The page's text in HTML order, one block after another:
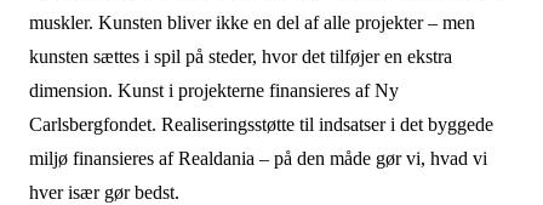
muskler. Kunsten bliver ikke en del af alle projekter – men
kunsten sættes i spil på steder, hvor det tilføjer en ekstra
dimension. Kunst i projekterne finansieres af Ny
Carlsbergfondet. Realiseringsstøtte til indsatser i det byggede
miljø finansieres af Realdania – på den måde gør vi, hvad vi
hver især gør bedst.